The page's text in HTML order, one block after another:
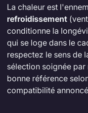
La chaleur est
refroidissement
conditionne la
qui se loge dans le
respectez le sens de
sélection soignée
bonne référence
compatibilité